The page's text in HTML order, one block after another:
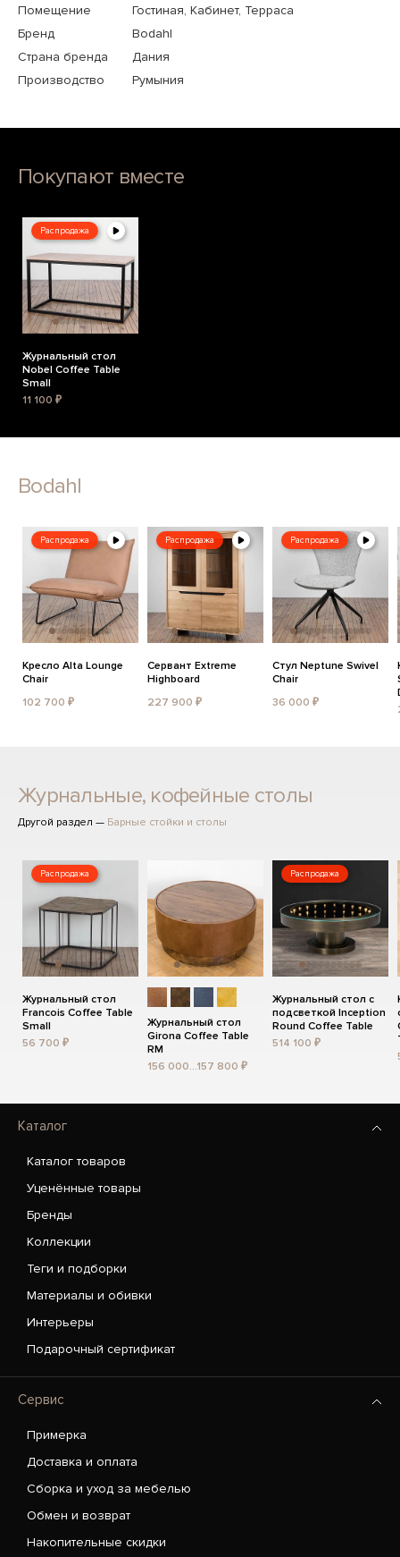
Помещение
Гостиная, Кабинет, Терраса
Бренд
Bodahl
Страна бренда
Дания
Производство
Румыния
Покупают вместе
Распродажа
Журнальный стол
Nobel Coffee Table
Small
11 100 ₽
Bodahl
Распродажа
Кресло Alta Lounge
Chair
102 700 ₽
Распродажа
Сервант Extreme
Highboard
227 900 ₽
Распродажа
Стул Neptune Swivel
Chair
36 000 ₽
Журнальные, кофейные столы
Другой раздел — Барные стойки и столы
Распродажа
Журнальный стол
Francois Coffee Table
Small
56 700 ₽
Журнальный стол
Girona Coffee Table
RM
156 000...157 800 ₽
Распродажа
Журнальный стол с
подсветкой Inception
Round Coffee Table
514 100 ₽
Каталог
Каталог товаров
Уценённые товары
Бренды
Коллекции
Теги и подборки
Материалы и обивки
Интерьеры
Подарочный сертификат
Сервис
Примерка
Доставка и оплата
Сборка и уход за мебелью
Обмен и возврат
Накопительные скидки